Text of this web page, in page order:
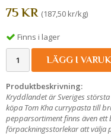
75 KR (187,50 kr/kg)
Finns i lager
LÄGG I
Produktbeskrivning:
Kryddlandet är Sveriges
köpa Tom Kha currypasta till
pepparsortiment finns även
förpackningsstorlekar att välja